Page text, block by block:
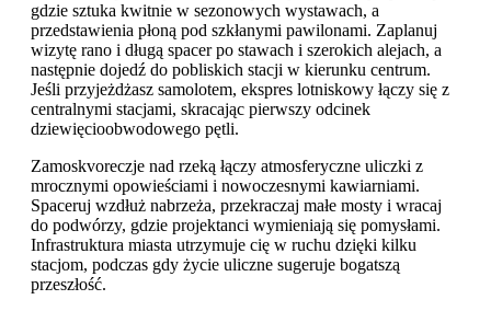
gdzie sztuka kwitnie w sezonowych wystawach, a
przedstawienia płoną pod szkłanymi pawilonami. Zaplanuj
wizytę rano i długą spacer po stawach i szerokich alejach, a
następnie dojedź do pobliskich stacji w kierunku centrum.
Jeśli przyjeżdżasz samolotem, ekspres lotniskowy łączy się z
centralnymi stacjami, skracając pierwszy odcinek
dziewięcioobwodowego pętli.
Zamoskvoreczje nad rzeką łączy atmosferyczne uliczki z
mrocznymi opowieściami i nowoczesnymi kawiarniami.
Spaceruj wzdłuż nabrzeża, przekraczaj małe mosty i wracaj
do podwórzy, gdzie projektanci wymieniają się pomysłami.
Infrastruktura miasta utrzymuje cię w ruchu dzięki kilku
stacjom, podczas gdy życie uliczne sugeruje bogatszą
przeszłość.